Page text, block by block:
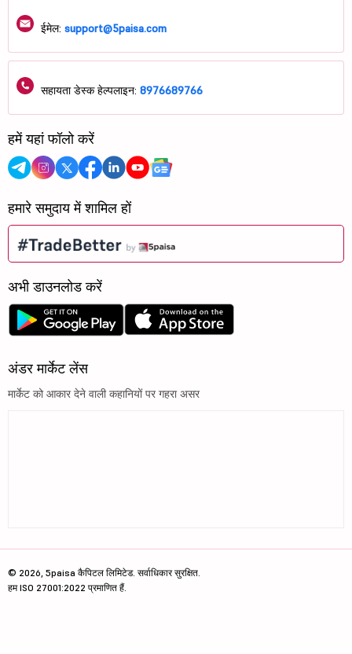
ईमेल: support@5paisa.com
सहायता डेस्क हेल्पलाइन: 8976689766
हमें यहां फॉलो करें
हमारे समुदाय में शामिल हों
अभी डाउनलोड करें
अंडर मार्केट लेंस
मार्केट को आकार देने वाली कहानियों पर गहरा असर
© 2026, 5paisa कैपिटल लिमिटेड. सर्वाधिकार सुरक्षित.
हम ISO 27001:2022 प्रमाणित हैं.